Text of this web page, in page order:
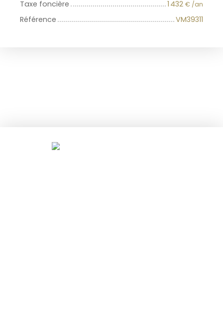
Taxe foncière
1 432 € /an
Référence VM39311